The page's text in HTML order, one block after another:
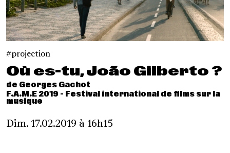
projection
Où es-tu, João Gilberto ?
de Georges Gachot
F.A.M.E 2019 - Festival international de films sur la
musique
Dim. 17.02.2019 à 16h15